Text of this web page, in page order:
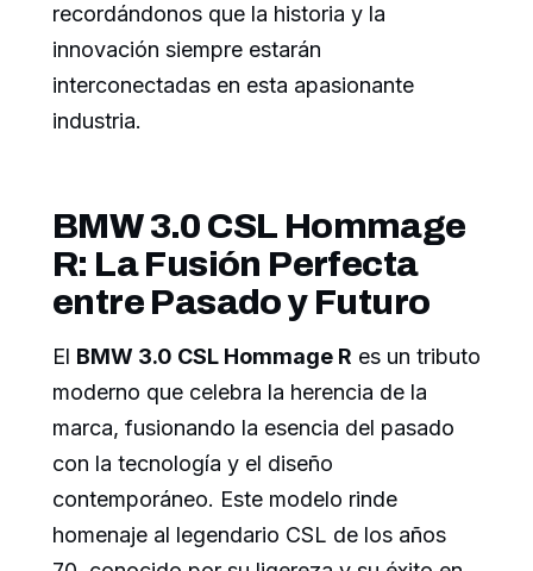
recordándonos que la historia y la
innovación siempre estarán
interconectadas en esta apasionante
industria.
BMW 3.0 CSL Hommage
R: La Fusión Perfecta
entre Pasado y Futuro
El BMW 3.0 CSL Hommage R es un tributo
moderno que celebra la herencia de la
marca, fusionando la esencia del pasado
con la tecnología y el diseño
contemporáneo. Este modelo rinde
homenaje al legendario CSL de los años